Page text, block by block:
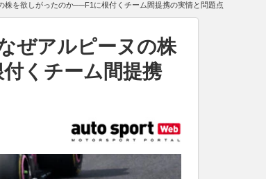
株を欲しがったのか──F1に根付くチーム間提携の実情と問題点
ぜアルピーヌの株
くチーム間提携